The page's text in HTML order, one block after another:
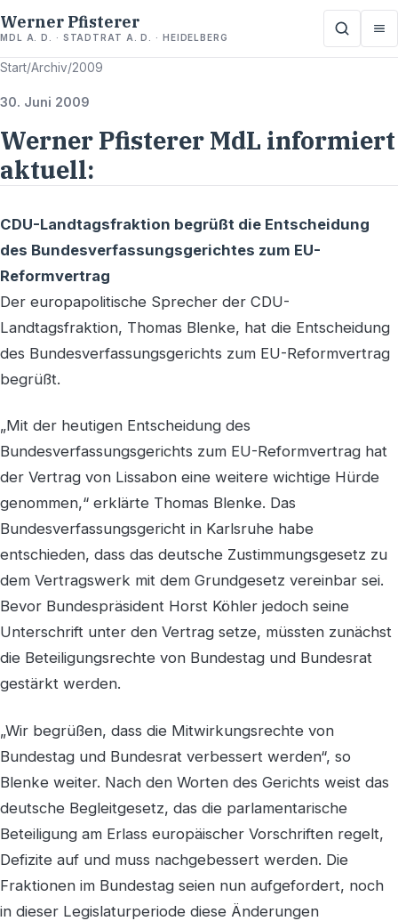
Werner Pfisterer
MDL A. D. · STADTRAT A. D. · HEIDELBERG
Start/Archiv/2009
30. Juni 2009
Werner Pfisterer MdL informiert
aktuell:
CDU-Landtagsfraktion begrüßt die Entscheidung
des Bundesverfassungsgerichtes zum EU-
Reformvertrag
Der europapolitische Sprecher der CDU-
Landtagsfraktion, Thomas Blenke, hat die Entscheidung
des Bundesverfassungsgerichts zum EU-Reformvertrag
begrüßt.
„Mit der heutigen Entscheidung des
Bundesverfassungsgerichts zum EU-Reformvertrag hat
der Vertrag von Lissabon eine weitere wichtige Hürde
genommen,“ erklärte Thomas Blenke. Das
Bundesverfassungsgericht in Karlsruhe habe
entschieden, dass das deutsche Zustimmungsgesetz zu
dem Vertragswerk mit dem Grundgesetz vereinbar sei.
Bevor Bundespräsident Horst Köhler jedoch seine
Unterschrift unter den Vertrag setze, müssten zunächst
die Beteiligungsrechte von Bundestag und Bundesrat
gestärkt werden.
„Wir begrüßen, dass die Mitwirkungsrechte von
Bundestag und Bundesrat verbessert werden“, so
Blenke weiter. Nach den Worten des Gerichts weist das
deutsche Begleitgesetz, das die parlamentarische
Beteiligung am Erlass europäischer Vorschriften regelt,
Defizite auf und muss nachgebessert werden. Die
Fraktionen im Bundestag seien nun aufgefordert, noch
in dieser Legislaturperiode diese Änderungen